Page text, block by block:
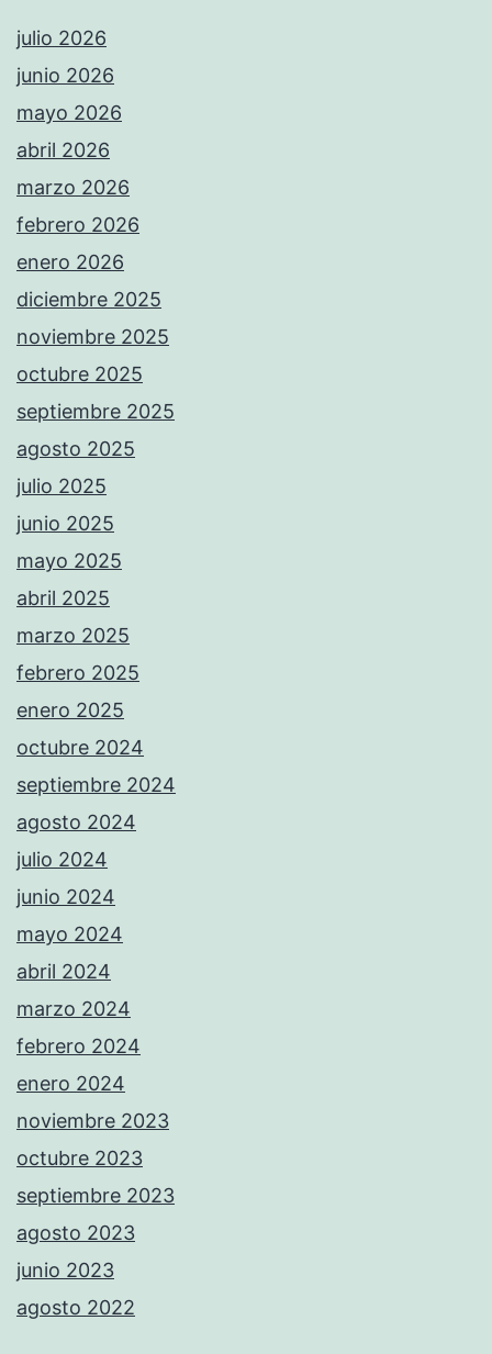
julio 2026
junio 2026
mayo 2026
abril 2026
marzo 2026
febrero 2026
enero 2026
diciembre 2025
noviembre 2025
octubre 2025
septiembre 2025
agosto 2025
julio 2025
junio 2025
mayo 2025
abril 2025
marzo 2025
febrero 2025
enero 2025
octubre 2024
septiembre 2024
agosto 2024
julio 2024
junio 2024
mayo 2024
abril 2024
marzo 2024
febrero 2024
enero 2024
noviembre 2023
octubre 2023
septiembre 2023
agosto 2023
junio 2023
agosto 2022